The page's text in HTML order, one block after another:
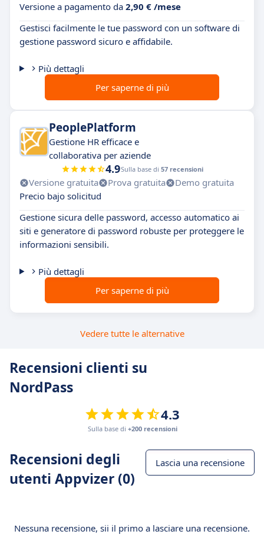
Versione a pagamento da 2,90 € /mese
Gestisci facilmente le tue password con un software di
gestione password sicuro e affidabile.
Più dettagli
Per saperne di più
PeoplePlatform
Gestione HR efficace e
collaborativa per aziende
4.9Sulla base di 57 recensioni
Versione gratuita Prova gratuita
Demo gratuita
Precio bajo solicitud
Gestione sicura delle password, accesso automatico ai
siti e generatore di password robuste per proteggere le
informazioni sensibili.
Più dettagli
Per saperne di più
Vedere tutte le alternative
Recensioni clienti su
NordPass
4.3
Sulla base di +200 recensioni
Recensioni degli
utenti Appvizer (0)
Lascia una recensione
Nessuna recensione, sii il primo a lasciare una recensione.